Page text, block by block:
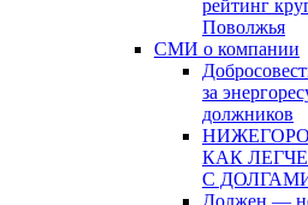
рейтинг
Поволжья
СМИ о компании
за
должников
КАК
С